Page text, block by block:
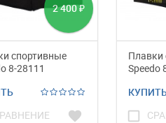
2 400₽
спортивные
8-28111
favorite
Плавки
Speedo
check_box_outline_blank